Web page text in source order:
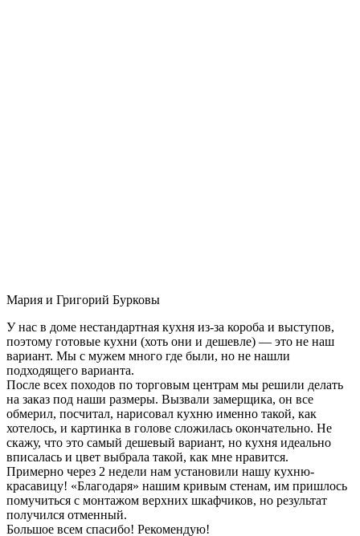
Мария и Григорий Бурковы
У нас в доме нестандартная кухня из-за короба и выступов,
поэтому готовые кухни (хоть они и дешевле) — это не наш
вариант. Мы с мужем много где были, но не нашли
подходящего варианта.
После всех походов по торговым центрам мы решили делать
на заказ под наши размеры. Вызвали замерщика, он все
обмерил, посчитал, нарисовал кухню именно такой, как
хотелось, и картинка в голове сложилась окончательно. Не
скажу, что это самый дешевый вариант, но кухня идеально
вписалась и цвет выбрала такой, как мне нравится.
Примерно через 2 недели нам установили нашу кухню-
красавицу! «Благодаря» нашим кривым стенам, им пришлось
помучиться с монтажом верхних шкафчиков, но результат
получился отменный.
Большое всем спасибо! Рекомендую!